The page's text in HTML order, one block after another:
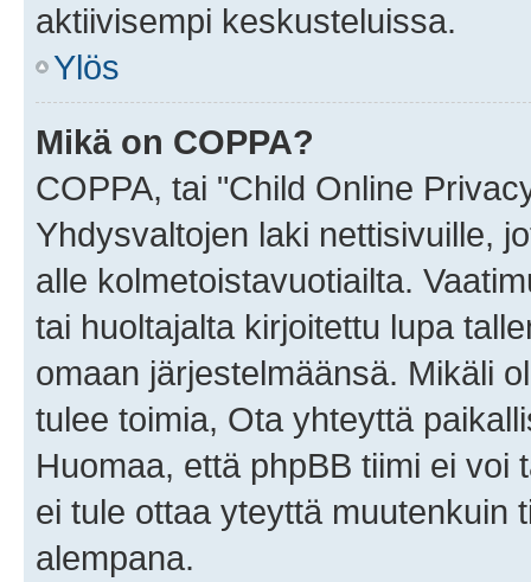
aktiivisempi keskusteluissa.
Ylös
Mikä on COPPA?
COPPA, tai "Child Online
Yhdysvaltojen laki nettisivuille,
alle kolmetoistavuotiailta.
tai huoltajalta kirjoitettu lupa
omaan järjestelmäänsä. Mikäli
tulee toimia, Ota yhteyttä
Huomaa, että phpBB tiimi ei
ei tule ottaa yteyttä muutenkuin
alempana.